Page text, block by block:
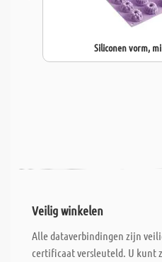
Siliconen vorm,
Veilig winkelen
Alle dataverbindingen zijn
certificaat versleuteld. U kunt